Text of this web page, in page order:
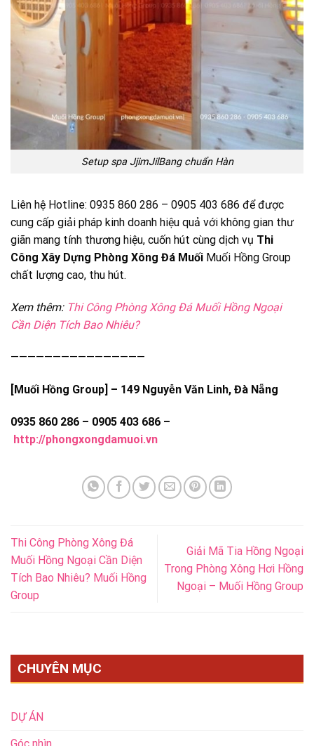
Setup spa JjimJilBang chuẩn Hàn
Liên hệ Hotline: 0935 860 286 – 0905 403 686 để được
cung cấp giải pháp kinh doanh hiệu quả với không gian thư
giãn mang tính thương hiệu, cuốn hút cùng dịch vụ Thi
Công Xây Dựng Phòng Xông Đá Muối Muối Hồng Group
chất lượng cao, thu hút.
Xem thêm: Thi Công Phòng Xông Đá Muối Hồng Ngoại
Cần Diện Tích Bao Nhiêu?
————————————————
[Muối Hồng Group] – 149 Nguyễn Văn Linh, Đà Nẵng
0935 860 286 – 0905 403 686 –
http://phongxongdamuoi.vn
Thi Công Phòng Xông Đá
Muối Hồng Ngoại Cần Diện
Tích Bao Nhiêu? Muối Hồng
Group
Giải Mã Tia Hồng Ngoại
Trong Phòng Xông Hơi Hồng
Ngoại – Muối Hồng Group
CHUYÊN MỤC
DỰ ÁN